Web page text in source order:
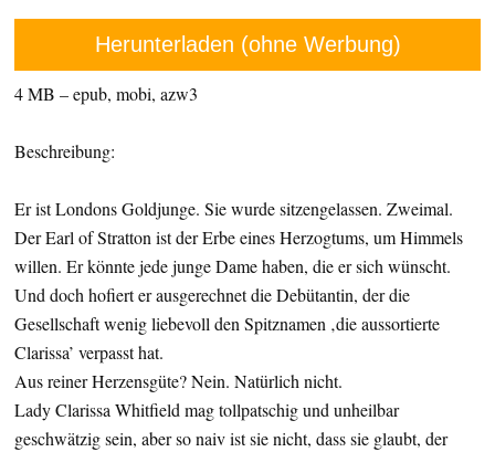
Herunterladen (ohne Werbung)
4 MB – epub, mobi, azw3
Beschreibung:
Er ist Londons Goldjunge. Sie wurde sitzengelassen. Zweimal.
Der Earl of Stratton ist der Erbe eines Herzogtums, um Himmels
willen. Er könnte jede junge Dame haben, die er sich wünscht.
Und doch hofiert er ausgerechnet die Debütantin, der die
Gesellschaft wenig liebevoll den Spitznamen ‚die aussortierte
Clarissa’ verpasst hat.
Aus reiner Herzensgüte? Nein. Natürlich nicht.
Lady Clarissa Whitfield mag tollpatschig und unheilbar
geschwätzig sein, aber so naiv ist sie nicht, dass sie glaubt, der